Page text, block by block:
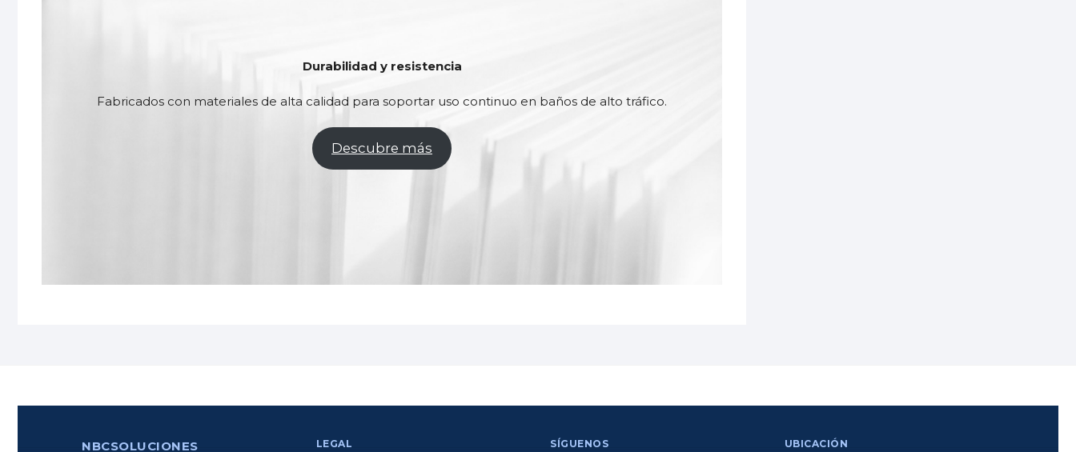
Durabilidad y resistencia
Fabricados con materiales de alta calidad para soportar uso continuo en baños de alto tráfico.
Descubre más
NBCSOLUCIONES LEGAL SÍGUENOS UBICACIÓN